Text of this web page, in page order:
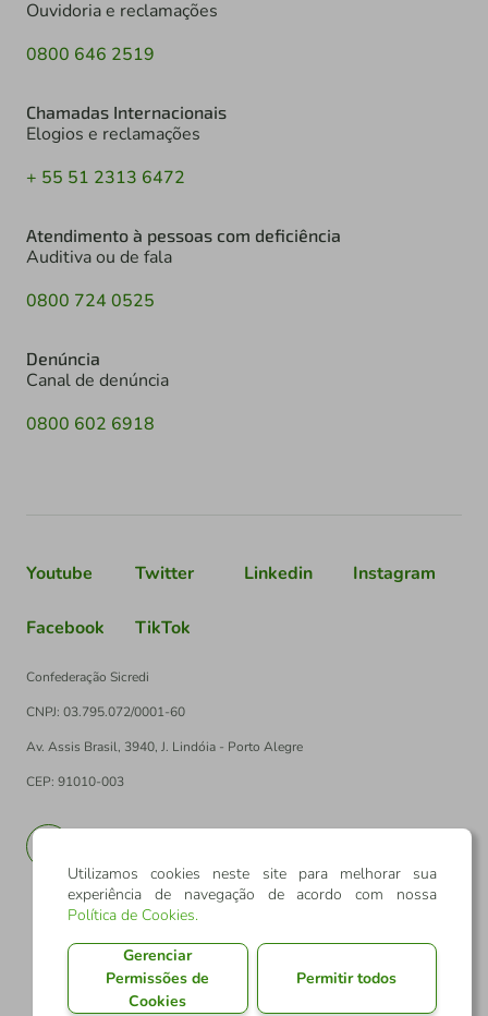
Ouvidoria e reclamações
0800 646 2519
Chamadas Internacionais
Elogios e reclamações
+ 55 51 2313 6472
Atendimento à pessoas com deficiência
Auditiva ou de fala
0800 724 0525
Denúncia
Canal de denúncia
0800 602 6918
Youtube Twitter Linkedin Instagram
Facebook TikTok
Confederação Sicredi
CNPJ: 03.795.072/0001-60
Av. Assis Brasil, 3940, J. Lindóia - Porto Alegre
CEP: 91010-003
Utilizamos cookies neste site para melhorar sua
experiência de navegação de acordo com nossa
Política de Cookies.
Gerenciar
Permissões de
Cookies
Permitir todos